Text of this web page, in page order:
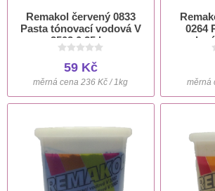
Remakol červený 0833
Pasta tónovací vodová V
3502 0,25 kg
59 Kč
měrná cena 236 Kč / 1kg
0264
měrná